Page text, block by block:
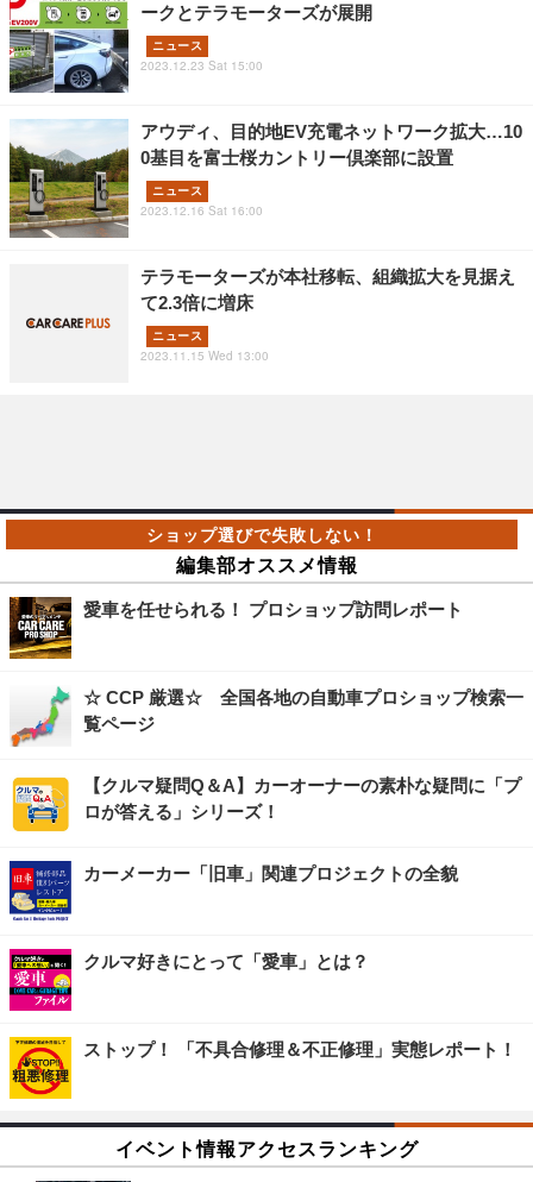
ークとテラモーターズが展開
ニュース
2023.12.23 Sat 15:00
アウディ、目的地EV充電ネットワーク拡大…10
0基目を富士桜カントリー倶楽部に設置
ニュース
2023.12.16 Sat 16:00
テラモーターズが本社移転、組織拡大を見据え
て2.3倍に増床
ニュース
2023.11.15 Wed 13:00
編集部オススメ情報
愛車を任せられる！ プロショップ訪問レポート
☆ CCP 厳選☆ 全国各地の自動車プロショップ検索一
覧ページ
【クルマ疑問Q＆A】カーオーナーの素朴な疑問に「プ
ロが答える」シリーズ！
カーメーカー「旧車」関連プロジェクトの全貌
クルマ好きにとって「愛車」とは？
ストップ！ 「不具合修理＆不正修理」実態レポート！
イベント情報アクセスランキング